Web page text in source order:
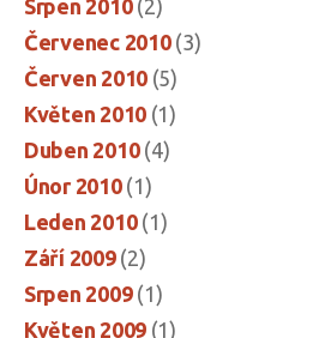
Srpen 2010(2)
Červenec 2010(3)
Červen 2010 (5)
Květen 2010 (1)
Duben 2010(4)
Únor 2010(1)
Leden 2010(1)
Září 2009(2)
Srpen 2009(1)
Květen 2009 (1)